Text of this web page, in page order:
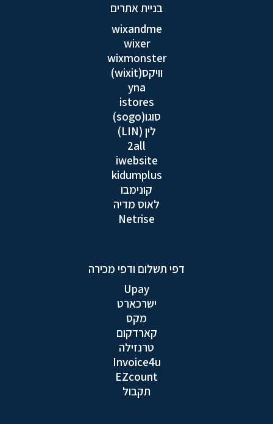
בניית אתרים
wixandme
wixer
wixmonster
וויקס(wixit)
yna
istores
סוגו(sogo)
לין (LIN)
2all
iwebsite
kidumplus
קונימבו
לאוס מדיה
Netrise
דפי תשלום ודפי מכירה
Upay
ישרכארט
מקס
קארדקום
טרנזילה
Invoice4u
EZcount
תקבול